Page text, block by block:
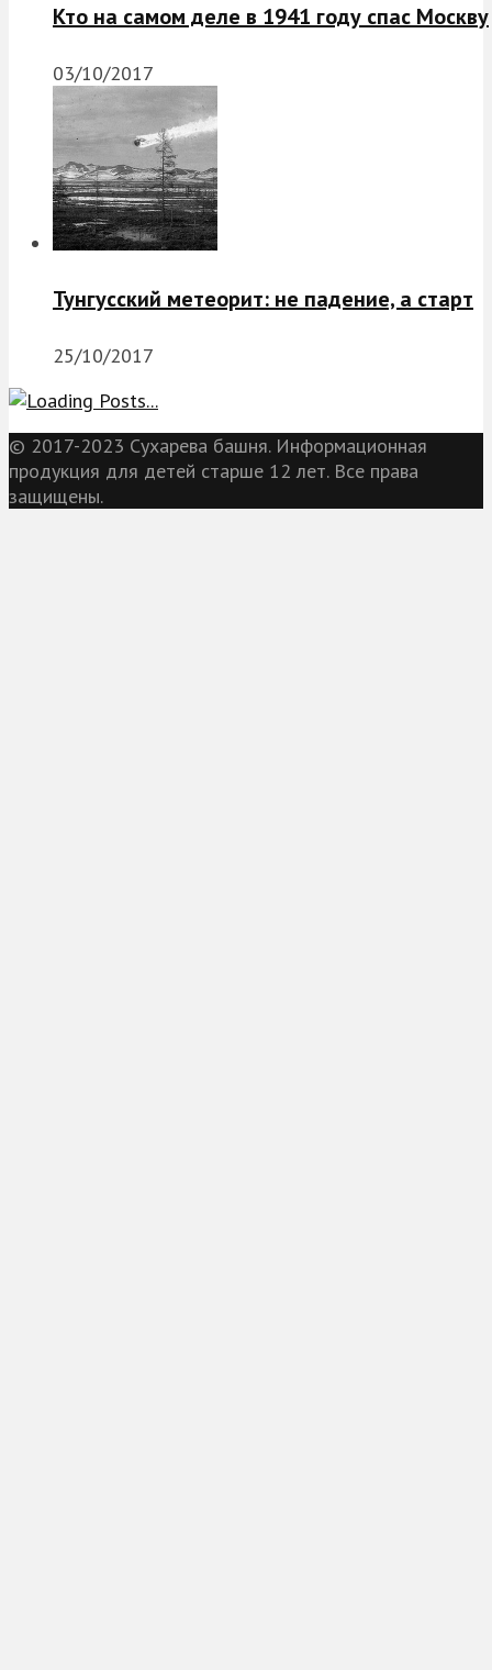
Кто на самом деле в 1941 году спас Москву
03/10/2017
Тунгусский метеорит: не падение, а старт
25/10/2017
© 2017-2023 Сухарева башня. Информационная
продукция для детей старше 12 лет. Все права
защищены.